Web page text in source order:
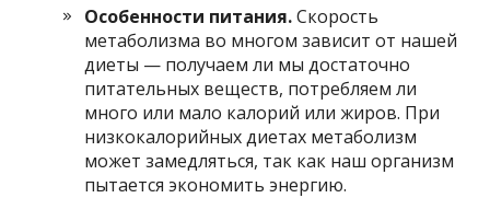
Особенности питания.Скорость
метаболизма во многом зависит от нашей
диеты — получаем ли мы достаточно
питательных веществ, потребляем ли
много или мало калорий или жиров. При
низкокалорийных диетах метаболизм
может замедляться, так как наш организм
пытается экономить энергию.